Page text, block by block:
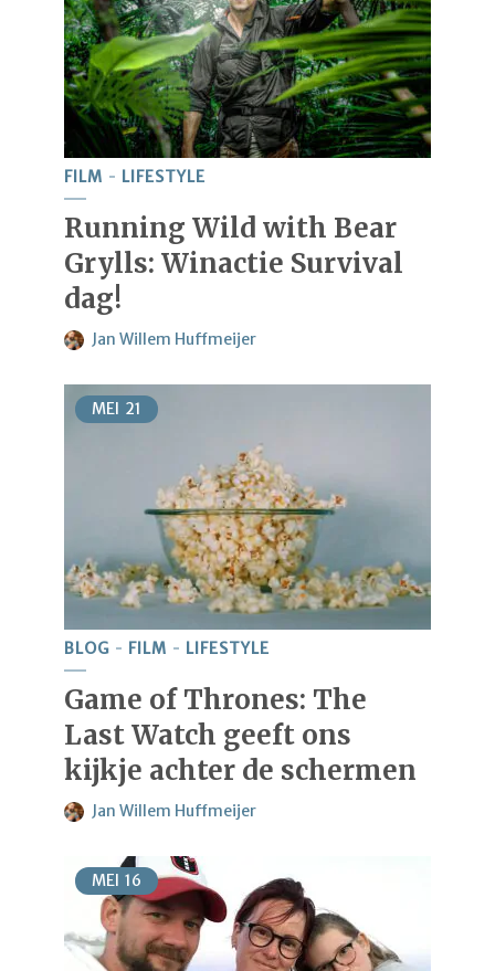
FILM LIFESTYLE
Running Wild with Bear
Grylls: Winactie Survival
dag!
Jan Willem Huffmeijer
MEI 21
BLOG FILM LIFESTYLE
Game of Thrones: The
Last Watch geeft ons
kijkje achter de schermen
Jan Willem Huffmeijer
MEI 16